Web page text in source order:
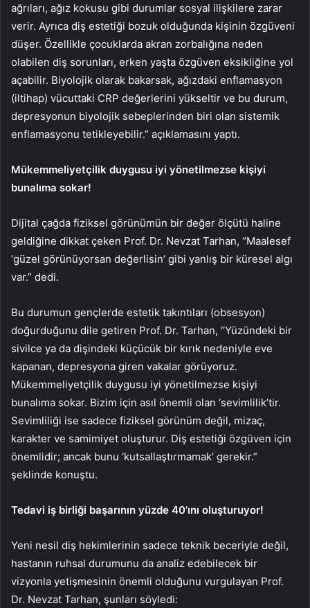
ağrıları, ağız kokusu gibi durumlar sosyal ilişkilere zarar
verir. Ayrıca diş estetiği bozuk olduğunda kişinin özgüveni
düşer. Özellikle çocuklarda akran zorbalığına neden
olabilen diş sorunları, erken yaşta özgüven eksikliğine yol
açabilir. Biyolojik olarak bakarsak, ağızdaki enflamasyon
(iltihap) vücuttaki CRP değerlerini yükseltir ve bu durum,
depresyonun biyolojik sebeplerinden biri olan sistemik
enflamasyonu tetikleyebilir.” açıklamasını yaptı.
Mükemmeliyetçilik duygusu iyi yönetilmezse kişiyi
bunalıma sokar!
Dijital çağda fiziksel görünümün bir değer ölçütü haline
geldiğine dikkat çeken Prof. Dr. Nevzat Tarhan, “Maalesef
‘güzel görünüyorsan değerlisin’ gibi yanlış bir küresel algı
var.” dedi.
Bu durumun gençlerde estetik takıntıları (obsesyon)
doğurduğunu dile getiren Prof. Dr. Tarhan, “Yüzündeki bir
sivilce ya da dişindeki küçücük bir kırık nedeniyle eve
kapanan, depresyona giren vakalar görüyoruz.
Mükemmeliyetçilik duygusu iyi yönetilmezse kişiyi
bunalıma sokar. Bizim için asıl önemli olan ‘sevimlilik’tir.
Sevimliliği ise sadece fiziksel görünüm değil, mizaç,
karakter ve samimiyet oluşturur. Diş estetiği özgüven için
önemlidir; ancak bunu ‘kutsallaştırmamak’ gerekir.”
şeklinde konuştu.
Tedavi iş birliği başarının yüzde 40’ını oluşturuyor!
Yeni nesil diş hekimlerinin sadece teknik beceriyle değil,
hastanın ruhsal durumunu da analiz edebilecek bir
vizyonla yetişmesinin önemli olduğunu vurgulayan Prof.
Dr. Nevzat Tarhan, şunları söyledi: